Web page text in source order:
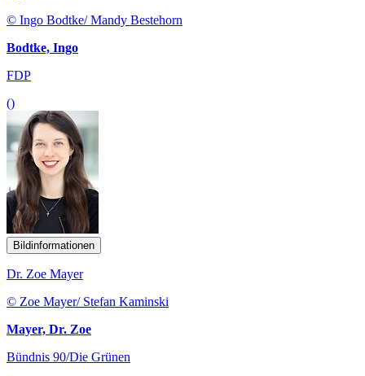
© Ingo Bodtke/ Mandy Bestehorn
Bodtke, Ingo
FDP
()
Bildinformationen
Dr. Zoe Mayer
© Zoe Mayer/ Stefan Kaminski
Mayer, Dr. Zoe
Bündnis 90/Die Grünen